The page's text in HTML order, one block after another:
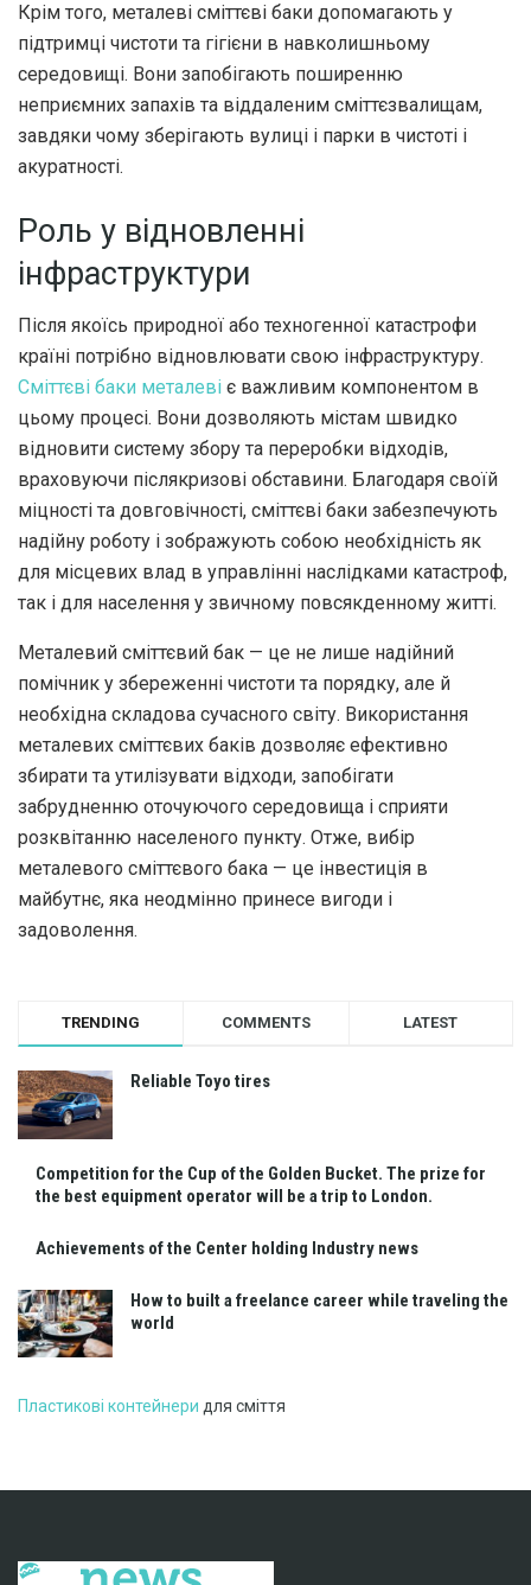
Крім того, металеві сміттєві баки допомагають у
підтримці чистоти та гігієни в навколишньому
середовищі. Вони запобігають поширенню
неприємних запахів та віддаленим сміттєзвалищам,
завдяки чому зберігають вулиці і парки в чистоті і
акуратності.
Роль у відновленні
інфраструктури
Після якоїсь природної або техногенної катастрофи
країні потрібно відновлювати свою інфраструктуру.
Сміттєві баки металеві є важливим компонентом в
цьому процесі. Вони дозволяють містам швидко
відновити систему збору та переробки відходів,
враховуючи післякризові обставини. Благодаря своїй
міцності та довговічності, сміттєві баки забезпечують
надійну роботу і зображують собою необхідність як
для місцевих влад в управлінні наслідками катастроф,
так і для населення у звичному повсякденному житті.
Металевий сміттєвий бак — це не лише надійний
помічник у збереженні чистоти та порядку, але й
необхідна складова сучасного світу. Використання
металевих сміттєвих баків дозволяє ефективно
збирати та утилізувати відходи, запобігати
забрудненню оточуючого середовища і сприяти
розквітанню населеного пункту. Отже, вибір
металевого сміттєвого бака — це інвестиція в
майбутнє, яка неодмінно принесе вигоди і
задоволення.
TRENDING COMMENTS LATEST
Reliable Toyo tires
Competition for the Cup of the Golden Bucket. The prize for
the best equipment operator will be a trip to London.
Achievements of the Center holding Industry news
How to built a freelance career while traveling the
world
Пластикові контейнери для сміття